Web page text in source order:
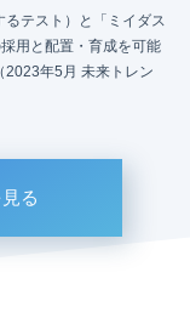
るテスト）と「ミイダス
用と配置・育成を可能
2023年5月 未来トレン
る